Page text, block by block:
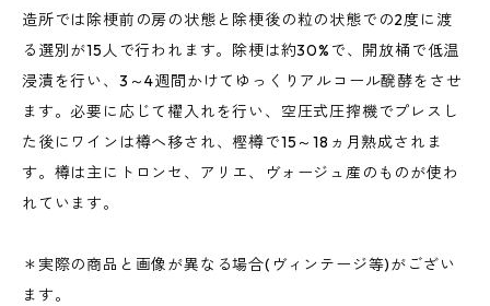
造所では除梗前の房の状態と除梗後の粒の状態での2度に渡
る選別が15人で行われます。除梗は約30%で、開放桶で低温
浸漬を行い、3～4週間かけてゆっくりアルコール醗酵をさせ
ます。必要に応じて櫂入れを行い、空圧式圧搾機でプレスし
た後にワインは樽へ移され、樫樽で15～18ヵ月熟成されま
す。樽は主にトロンセ、アリエ、ヴォージュ産のものが使わ
れています。
＊実際の商品と画像が異なる場合(ヴィンテージ等)がござい
ます。